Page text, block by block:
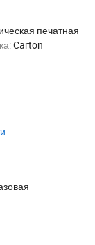
печатная
Carton